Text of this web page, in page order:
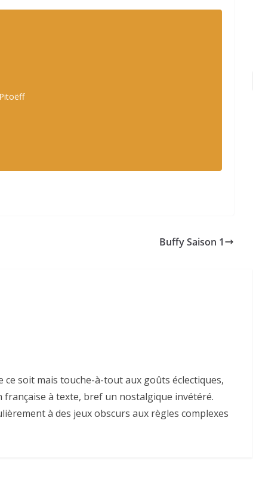
Buffy Saison 1
soit mais touche-à-tout aux goûts éclectiques,
à texte, bref un nostalgique invétéré.
à des jeux obscurs aux règles complexes